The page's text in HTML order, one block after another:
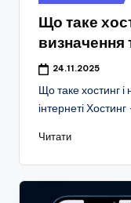
у
Що таке
визначення
24.11.2025
Що таке хостинг і
інтернеті
Читати